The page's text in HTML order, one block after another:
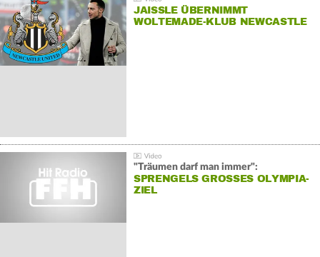
JAISSLE ÜBERNIMMT
WOLTEMADE-KLUB NEWCASTLE
"Träumen darf man immer":
SPRENGELS GROSSES OLYMPIA-Z
IEL